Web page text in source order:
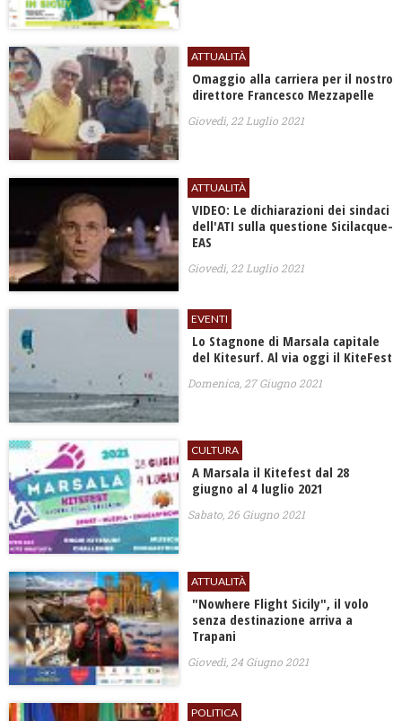
ATTUALITÀ
Omaggio alla carriera per il nostro
direttore Francesco Mezzapelle
Giovedì, 22 Luglio 2021
ATTUALITÀ
VIDEO: Le dichiarazioni dei sindaci
dell'ATI sulla questione Sicilacque-
EAS
Giovedì, 22 Luglio 2021
EVENTI
Lo Stagnone di Marsala capitale
del Kitesurf. Al via oggi il KiteFest
Domenica, 27 Giugno 2021
CULTURA
A Marsala il Kitefest dal 28
giugno al 4 luglio 2021
Sabato, 26 Giugno 2021
ATTUALITÀ
"Nowhere Flight Sicily", il volo
senza destinazione arriva a
Trapani
Giovedì, 24 Giugno 2021
POLITICA